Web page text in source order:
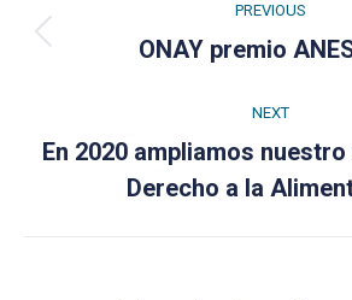
navigation
PREVIOUS
Previous
ONAY premio
NEXT
Next
post:
En 2020 ampliamos
Derecho a la